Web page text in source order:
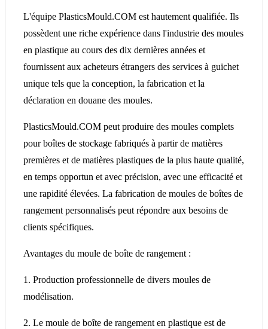
L'équipe PlasticsMould.COM est hautement qualifiée. Ils
possèdent une riche expérience dans l'industrie des moules
en plastique au cours des dix dernières années et
fournissent aux acheteurs étrangers des services à guichet
unique tels que la conception, la fabrication et la
déclaration en douane des moules.
PlasticsMould.COM peut produire des moules complets
pour boîtes de stockage fabriqués à partir de matières
premières et de matières plastiques de la plus haute qualité,
en temps opportun et avec précision, avec une efficacité et
une rapidité élevées. La fabrication de moules de boîtes de
rangement personnalisés peut répondre aux besoins de
clients spécifiques.
Avantages du moule de boîte de rangement :
1. Production professionnelle de divers moules de
modélisation.
2. Le moule de boîte de rangement en plastique est de